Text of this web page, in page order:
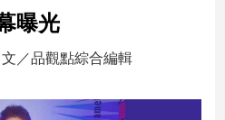
曝光
文／品觀點綜合編輯